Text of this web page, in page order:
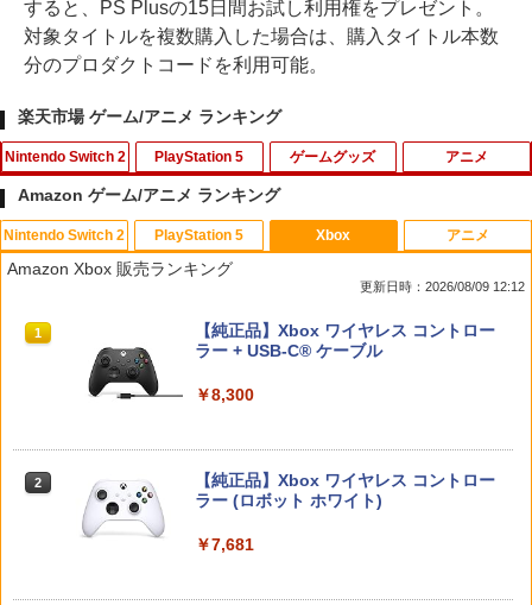
すると、PS Plusの15日間お試し利用権をプレゼント。
対象タイトルを複数購入した場合は、購入タイトル本数
分のプロダクトコードを利用可能。
楽天市場 ゲーム/アニメ ランキング
Nintendo Switch 2
1
ゼルダの伝説 ブレス オブ ザ ワイルド
Nintendo Switch 2 Edition
￥7,680
ンセツ ブレス オブ ザ ワイルド]
PlayStation 5
1
【ポイント5倍】PS5 Slim スタンド 新型
縦置き 冷却ファン スタンド 冷却パッド
縦置き 垂直 充電器 USB 静音 リモコン
滑り止め 冷却台 2台同時充電
【中古】[PS5] ドラゴンクエストI&II(DR
AGON QUEST I&II/ドラクエ1&2/DQ1&
ゲームグッズ
1
HDMI キャプチャーボード Switch/UVC
対応 4K 1080P Type C&USB A&USB
C 2in1 ビデオ録画 ゲーム録画 ライブ配
HON ライソンプレイコンピューターレ
トロ KTFC-003W(2553104)送料無料
￥2,940
アニメ
1
【中古】メリダとおそろしの森 BD+DVD
(アウターケース) 【ブルーレイ】／ケリ
ー・マクドナルドブルーレイ／海外アニ
￥1,337
ム・ハンクスブルーレイ／海外アニメ・
定番スタジオ
￥1,783
Amazon ゲーム/アニメ ランキング
Nintendo Switch 2
1
スプラトゥーン レイダース|オンライン
コード版
￥5,832
スプラトゥーン レイダース -Switch2
￥6,447
PlayStation 5
1
PlayStation 5 デジタル・エディション
日本語専用 Console Language: Japan
Beast of Reincarnation -PS5 【特典】
Xbox
Amazon Xbox 販売ランキング
更新日時：2026/08/09 12:12
1
【純正品】Xbox ワイヤレス コントロー
ラー + USB-C® ケーブル
￥8,300
2
【純正品】Xbox ワイヤレス コントロー
ラー (ロボット ホワイト)
￥7,681
アニメ